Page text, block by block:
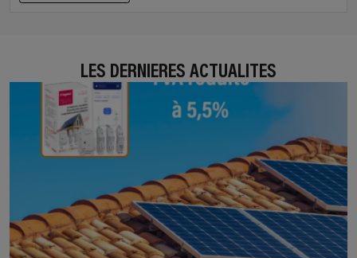
LES DERNIÈRES ACTUALITÉS